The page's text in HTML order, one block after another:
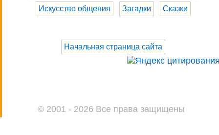
Искусство общения Загадки Сказки
Начальная страница сайта
© 2001 - 2026 Все права защищены